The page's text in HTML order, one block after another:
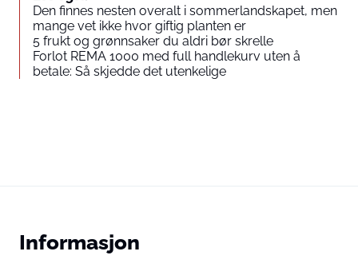
Den finnes nesten overalt i sommerlandskapet, men
mange vet ikke hvor giftig planten er
5 frukt og grønnsaker du aldri bør skrelle
Forlot REMA 1000 med full handlekurv uten å
betale: Så skjedde det utenkelige
Informasjon